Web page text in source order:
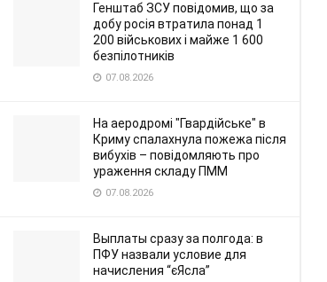
Генштаб ЗСУ повідомив, що за
добу росія втратила понад 1
200 військових і майже 1 600
безпілотників
07.08.2026
На аеродромі "Гвардійське" в
Криму спалахнула пожежа після
вибухів – повідомляють про
ураження складу ПММ
07.08.2026
Выплаты сразу за полгода: в
ПФУ назвали условие для
начисления “єЯсла”